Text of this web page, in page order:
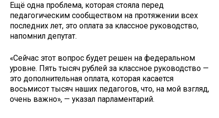
Ещё одна проблема, которая стояла перед
педагогическим сообществом на протяжении всех
последних лет, это оплата за классное руководство,
напомнил депутат.
«Сейчас этот вопрос будет решен на федеральном
уровне. Пять тысяч рублей за классное руководство —
это дополнительная оплата, которая касается
восьмисот тысяч наших педагогов, что, на мой взгляд,
очень важно», — указал парламентарий.